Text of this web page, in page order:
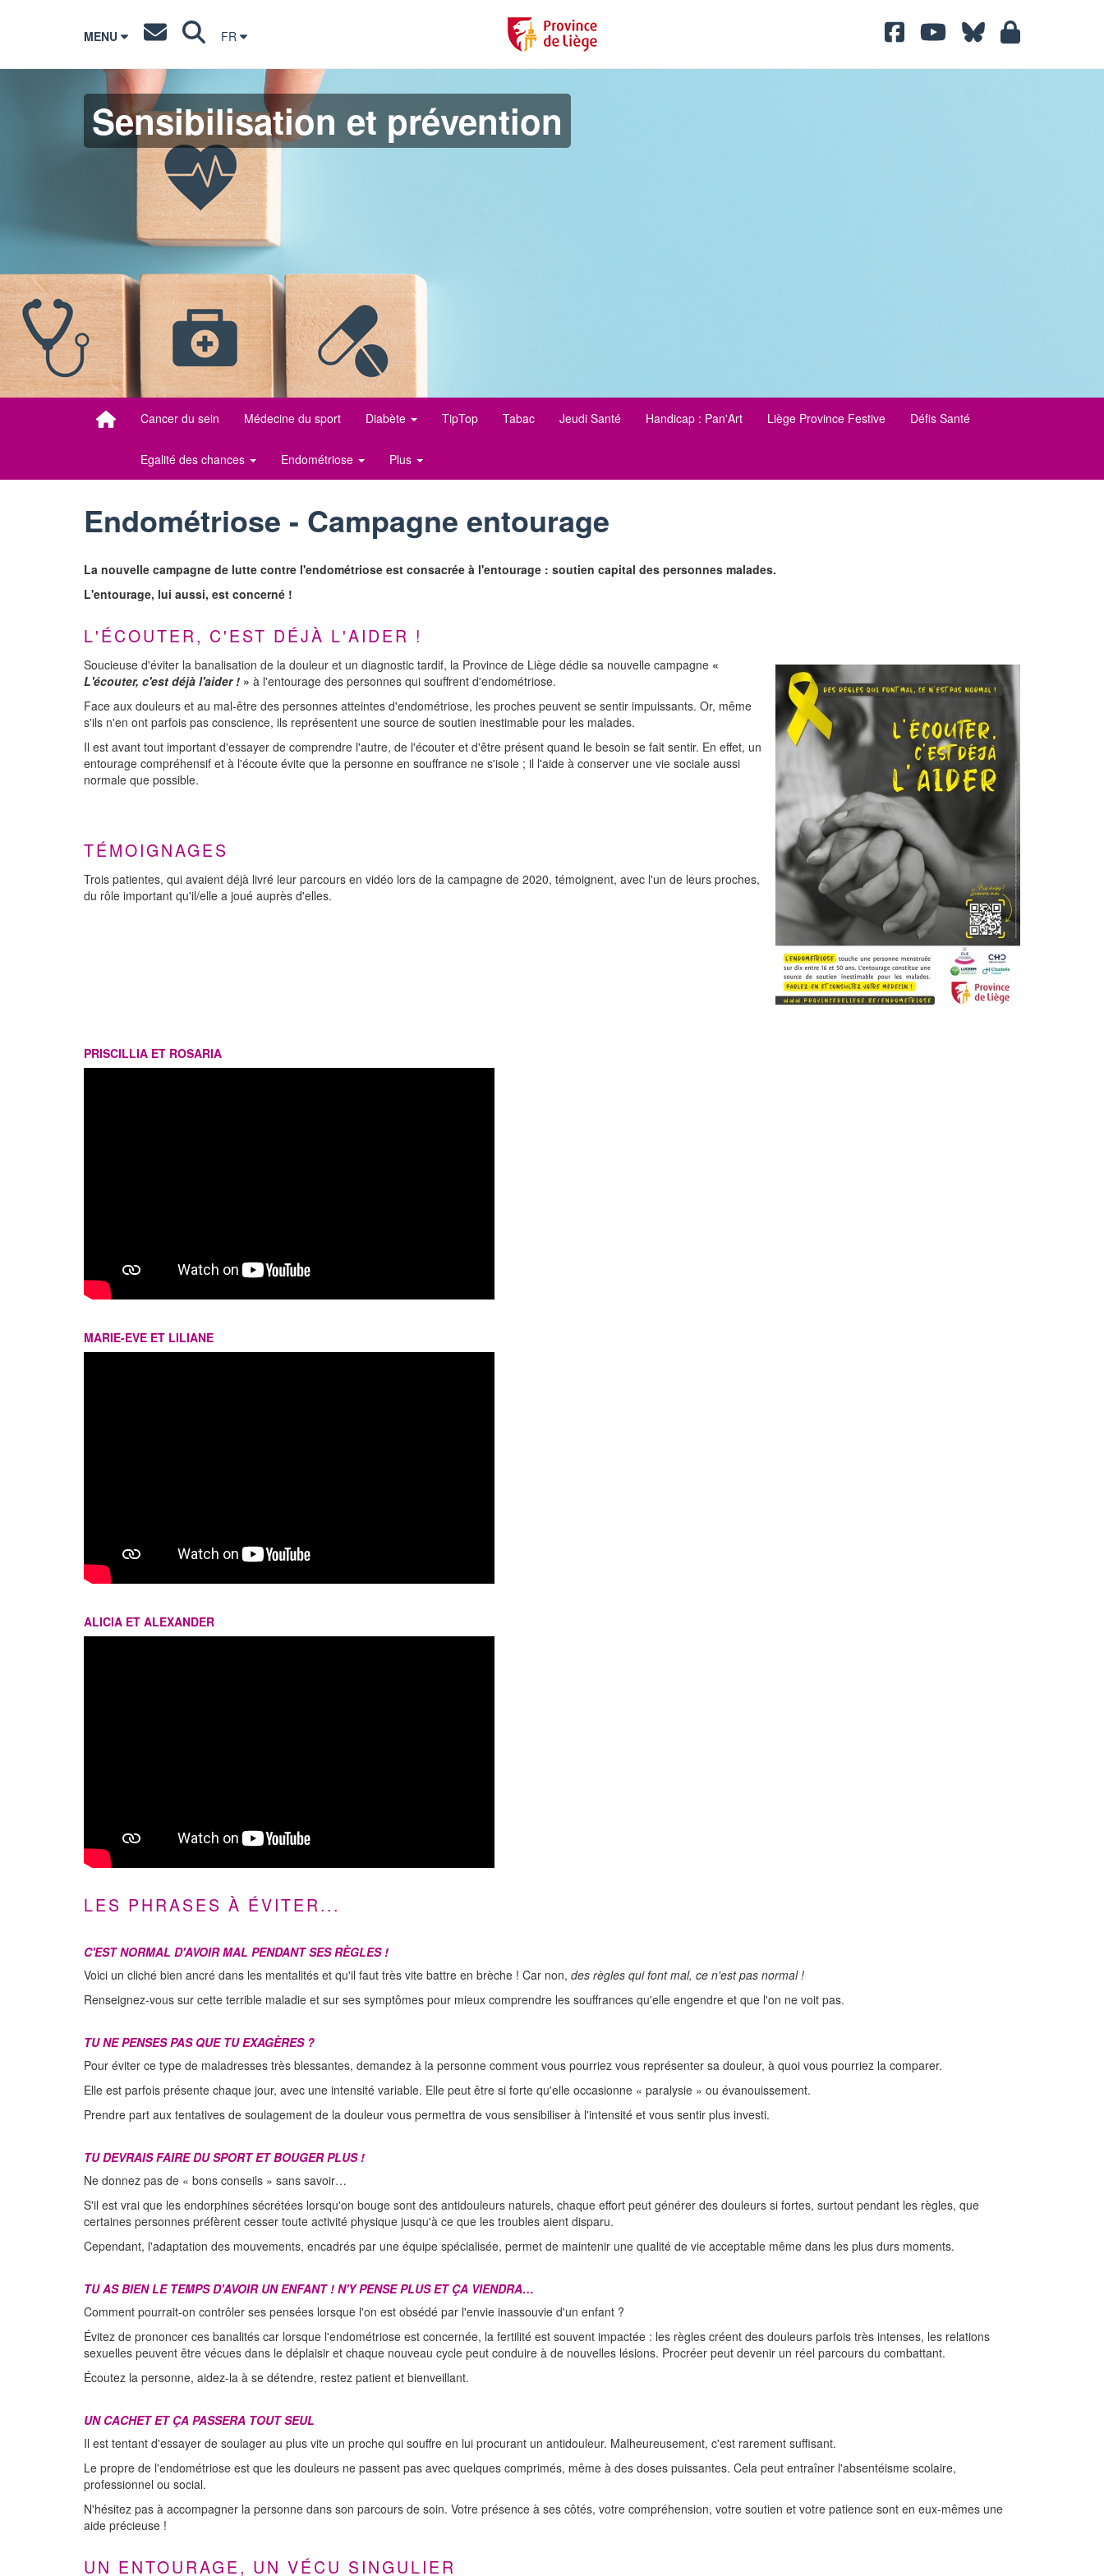
MENU FR
Sensibilisation et prévention
Cancer du sein Médecine du sport Diabète TipTop Tabac Jeudi Santé Handicap : Pan'Art Liège Province Festive Défis Santé
Egalité des chances Endométriose Plus
Endométriose - Campagne entourage
La nouvelle campagne de lutte contre l'endométriose est consacrée à l'entourage : soutien capital des personnes malades.
L'entourage, lui aussi, est concerné !
L'ÉCOUTER, C'EST DÉJÀ L'AIDER !
Soucieuse d'éviter la banalisation de la douleur et un diagnostic tardif, la Province de Liège dédie sa nouvelle campagne «
L'écouter, c'est déjà l'aider ! » à l'entourage des personnes qui souffrent d'endométriose.
Face aux douleurs et au mal-être des personnes atteintes d'endométriose, les proches peuvent se sentir impuissants. Or, même
s'ils n'en ont parfois pas conscience, ils représentent une source de soutien inestimable pour les malades.
Il est avant tout important d'essayer de comprendre l'autre, de l'écouter et d'être présent quand le besoin se fait sentir. En effet, un
entourage compréhensif et à l'écoute évite que la personne en souffrance ne s'isole ; il l'aide à conserver une vie sociale aussi
normale que possible.
TÉMOIGNAGES
Trois patientes, qui avaient déjà livré leur parcours en vidéo lors de la campagne de 2020, témoignent, avec l'un de leurs proches,
du rôle important qu'il/elle a joué auprès d'elles.
PRISCILLIA ET ROSARIA
MARIE-EVE ET LILIANE
ALICIA ET ALEXANDER
LES PHRASES À ÉVITER...
C'EST NORMAL D'AVOIR MAL PENDANT SES RÈGLES !
Voici un cliché bien ancré dans les mentalités et qu'il faut très vite battre en brèche ! Car non, des règles qui font mal, ce n'est pas normal !
Renseignez-vous sur cette terrible maladie et sur ses symptômes pour mieux comprendre les souffrances qu'elle engendre et que l'on ne voit pas.
TU NE PENSES PAS QUE TU EXAGÈRES ?
Pour éviter ce type de maladresses très blessantes, demandez à la personne comment vous pourriez vous représenter sa douleur, à quoi vous pourriez la comparer.
Elle est parfois présente chaque jour, avec une intensité variable. Elle peut être si forte qu'elle occasionne « paralysie » ou évanouissement.
Prendre part aux tentatives de soulagement de la douleur vous permettra de vous sensibiliser à l'intensité et vous sentir plus investi.
TU DEVRAIS FAIRE DU SPORT ET BOUGER PLUS !
Ne donnez pas de « bons conseils » sans savoir…
S'il est vrai que les endorphines sécrétées lorsqu'on bouge sont des antidouleurs naturels, chaque effort peut générer des douleurs si fortes, surtout pendant les règles, que
certaines personnes préfèrent cesser toute activité physique jusqu'à ce que les troubles aient disparu.
Cependant, l'adaptation des mouvements, encadrés par une équipe spécialisée, permet de maintenir une qualité de vie acceptable même dans les plus durs moments.
TU AS BIEN LE TEMPS D'AVOIR UN ENFANT ! N'Y PENSE PLUS ET ÇA VIENDRA…
Comment pourrait-on contrôler ses pensées lorsque l'on est obsédé par l'envie inassouvie d'un enfant ?
Évitez de prononcer ces banalités car lorsque l'endométriose est concernée, la fertilité est souvent impactée : les règles créent des douleurs parfois très intenses, les relations
sexuelles peuvent être vécues dans le déplaisir et chaque nouveau cycle peut conduire à de nouvelles lésions. Procréer peut devenir un réel parcours du combattant.
Écoutez la personne, aidez-la à se détendre, restez patient et bienveillant.
UN CACHET ET ÇA PASSERA TOUT SEUL
Il est tentant d'essayer de soulager au plus vite un proche qui souffre en lui procurant un antidouleur. Malheureusement, c'est rarement suffisant.
Le propre de l'endométriose est que les douleurs ne passent pas avec quelques comprimés, même à des doses puissantes. Cela peut entraîner l'absentéisme scolaire,
professionnel ou social.
N'hésitez pas à accompagner la personne dans son parcours de soin. Votre présence à ses côtés, votre compréhension, votre soutien et votre patience sont en eux-mêmes une
aide précieuse !
UN ENTOURAGE, UN VÉCU SINGULIER